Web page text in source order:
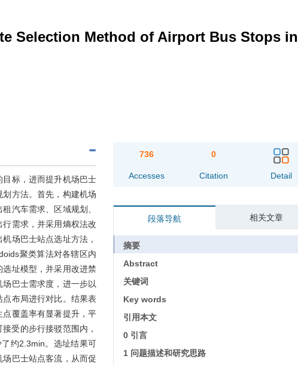
Selection Method of Airport Bus Stops in
标，进而提升机场巴士
方法。首先，构建机场
汽车需求、区域规划、
需求，并采用熵权法改
场巴士站点选址方法，
聚类算法对各辖区内
址模型，并采用改进禁
巴士需求度，进一步以
布局进行对比。结果表
覆盖率有显著提升，平
受的步行接驳范围内，
约2.3min。选址结果可
巴士站点客流，从而促
736
Accesses
0
Citation Detail
段落导航 相关文章
摘要
Abstract
关键词
Key words
引用本文
0 引言
1 问题描述和研究思路